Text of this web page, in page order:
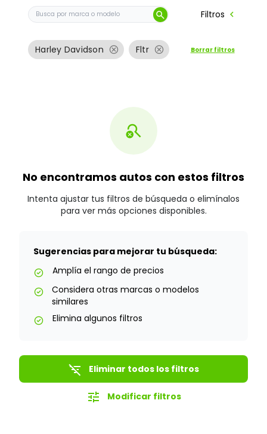
Buscar auto por marca o modelo
search Filtros chevron_left
Harley Davidson cancel Fltr cancel Borrar filtros
search_off
No encontramos autos con estos filtros
Intenta ajustar tus filtros de búsqueda o elimínalos
para ver más opciones disponibles.
Sugerencias para mejorar tu búsqueda:
check_circle Amplía el rango de precios
check_circle
Considera otras marcas o modelos
similares
check_circle Elimina algunos filtros
filter_list_off Eliminar todos los filtros
tune Modificar filtros